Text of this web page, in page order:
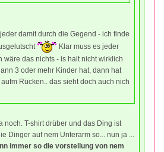
damit durch die Gegend - ich finde
Klar muss es jeder
wäre das nichts - is halt nicht wirklich
3 oder mehr Kinder hat, dann hat
Rücken.. das sieht doch auch nich
noch. T-shirt drüber und das Ding ist
Dinger auf nem Unterarm so... nun ja ...
immer so die vorstellung von nem